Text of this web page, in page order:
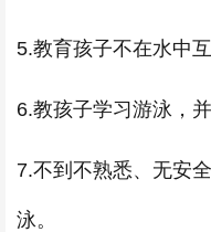
5.教育孩子不在水中
6.教孩子学习游泳，
7.不到不熟悉、无安
泳。